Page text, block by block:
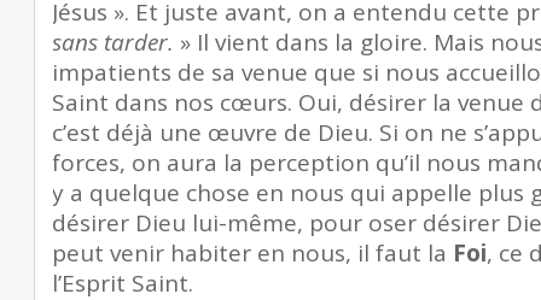
Jésus ». Et juste avant, on a entendu cette
sans tarder. » Il vient dans la gloire. Mais
impatients de sa venue que si nous
Saint dans nos cœurs. Oui, désirer la venue
c’est déjà une œuvre de Dieu. Si on ne
forces, on aura la perception qu’il nous
y a quelque chose en nous qui appelle plus
désirer Dieu lui-même, pour oser désirer
peut venir habiter en nous, il faut la Foi, ce
l’Esprit Saint.